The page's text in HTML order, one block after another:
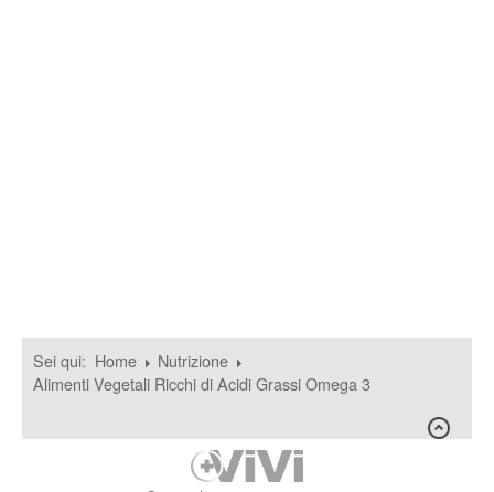
Sei qui: Home
Nutrizione
Alimenti Vegetali Ricchi di Acidi Grassi Omega 3